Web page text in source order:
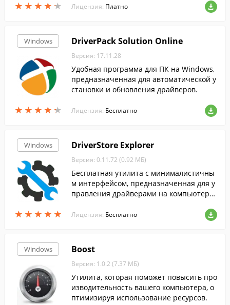
★ ★ ★ ★ ★
★ ★ ★ ★ ★
ра, если с новой возникли проблемы.
Лицензия: Платно
Windows
★ ★ ★ ★ ★
★ ★ ★ ★ ★
DriverPack Solution Online
Версия: 17.11.28
Удобная программа для ПК на Windows,
предназначенная для автоматической у
становки и обновления драйверов.
Лицензия: Бесплатно
Windows
★ ★ ★ ★ ★
★ ★ ★ ★ ★
DriverStore Explorer
Версия: 0.11.72 (0.92 МБ)
Бесплатная утилита с минималистичны
м интерфейсом, предназначенная для у
правления драйверами на компьютере
Лицензия: Бесплатно
Windows Boost
Версия: 1.0.2 (7.37 МБ)
Утилита, которая поможет повысить про
изводительность вашего компьютера, о
птимизируя использование ресурсов.